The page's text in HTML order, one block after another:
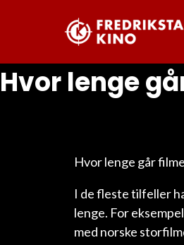
Hvor lenge
Hvor lenge går
I de fleste tilfeller
lenge. For
med norske